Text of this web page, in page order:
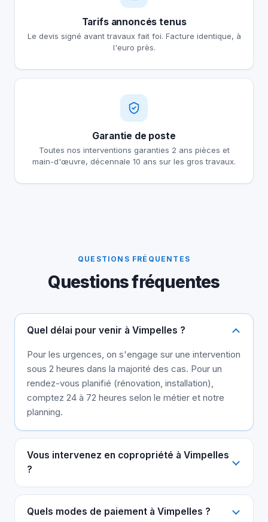
Tarifs annoncés tenus
Le devis signé avant travaux fait foi. Facture identique, à
l'euro près.
Garantie de poste
Toutes nos interventions garanties 2 ans pièces et
main-d'œuvre, décennale 10 ans sur les gros travaux.
QUESTIONS FRÉQUENTES
Questions fréquentes
Quel délai pour venir à Vimpelles ?
Pour les urgences, on s'engage sur une intervention
sous 2 heures dans la majorité des cas. Pour un
rendez-vous planifié (rénovation, installation),
comptez 24 à 72 heures selon le métier et notre
planning.
Vous intervenez en copropriété à Vimpelles
?
Quels modes de paiement à Vimpelles ?